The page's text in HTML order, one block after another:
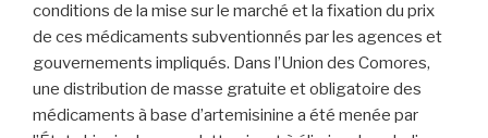
conditions de la mise sur le marché et la fixation du prix
de ces médicaments subventionnés par les agences et
gouvernements impliqués. Dans l’Union des Comores,
une distribution de masse gratuite et obligatoire des
médicaments à base d’artemisinine a été menée par